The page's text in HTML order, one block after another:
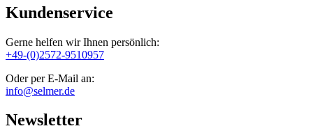
Kundenservice
Gerne helfen wir Ihnen persönlich:
+49-(0)2572-9510957
Oder per E-Mail an:
info@selmer.de
Newsletter